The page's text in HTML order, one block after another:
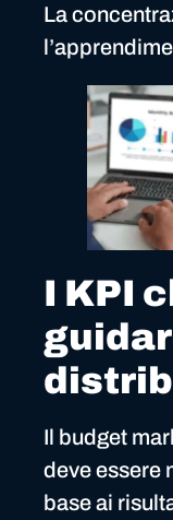
La
I KPI
Il budget
deve essere
base ai